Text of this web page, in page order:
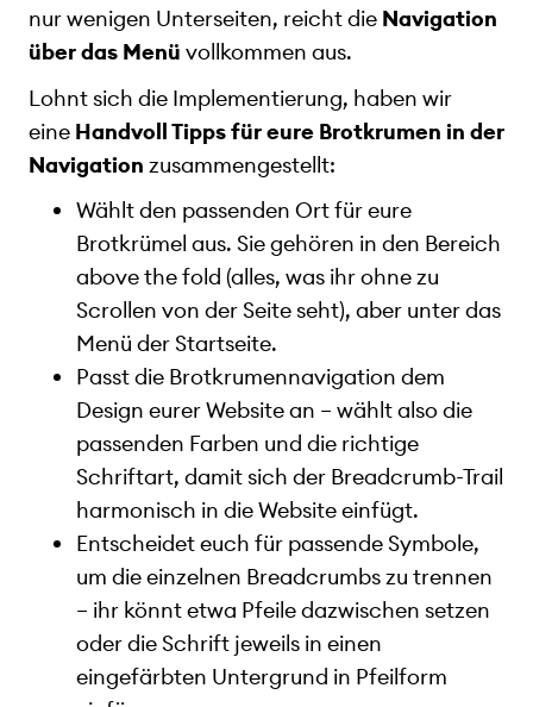
nur wenigen Unterseiten, reicht die Navigation
über das Menü vollkommen aus.
Lohnt sich die Implementierung, haben wir
eine Handvoll Tipps für eure Brotkrumen in der
Navigation zusammengestellt:
Wählt den passenden Ort für eure
Brotkrümel aus. Sie gehören in den Bereich
above the fold (alles, was ihr ohne zu
Scrollen von der Seite seht), aber unter das
Menü der Startseite.
Passt die Brotkrumennavigation dem
Design eurer Website an – wählt also die
passenden Farben und die richtige
Schriftart, damit sich der Breadcrumb-Trail
harmonisch in die Website einfügt.
Entscheidet euch für passende Symbole,
um die einzelnen Breadcrumbs zu trennen
– ihr könnt etwa Pfeile dazwischen setzen
oder die Schrift jeweils in einen
eingefärbten Untergrund in Pfeilform